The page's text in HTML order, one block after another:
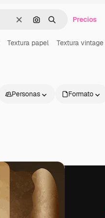
BorrarBuscar por imagen
BuscarPrecios
Textura papel Textura vintage
Personas Formato
Empresa